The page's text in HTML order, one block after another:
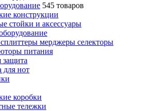
545 товаров
конструкции
стойки и аксесcуары
мерджеры селекторы
питания
защита
для нот
коробки
тележки